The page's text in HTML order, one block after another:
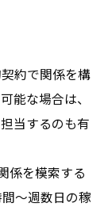
約で関係を構
能な場合は、
当するのも有
係を模索する
～週数日の稼